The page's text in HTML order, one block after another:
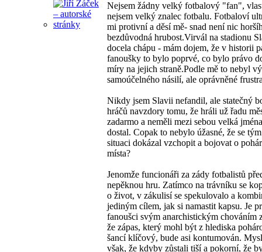
Nejsem žádny velký fotbalový "fan",
nejsem velký znalec fotbalu. Fotbaloví
mi protivní a děsí mě- snad není nic
bezdůvodná hrubost.Virvál na stadionu
docela chápu - mám dojem, že v historii
fanoušky to bylo poprvé, co bylo právo
míry na jejich straně.Podle mě to nebyl
samoúčelného násilí, ale oprávněné
Nikdy jsem Slavii nefandil, ale statečný
hráčů navzdory tomu, že hráli už řadu
zadarmo a neměli mezi sebou velká
dostal. Copak to nebylo úžasné, že se
situaci dokázal vzchopit a bojovat o
místa?
Jenomže funcionáři za zády fotbalistů
nepěknou hru. Zatímco na trávníku se
o život, v zákulisí se spekulovalo a
jediným cílem, jak si namastit kapsu. Je
fanoušci svým anarchistickým chováním
že zápas, který mohl být z hlediska
šancí klíčový, bude asi kontumován.
však, že kdyby zůstali tiší a pokorní, že